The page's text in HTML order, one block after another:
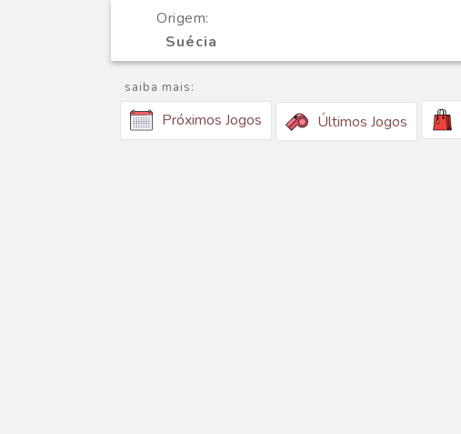
Origem:
Suécia
saiba mais:
Próximos Jogos Últimos Jogos